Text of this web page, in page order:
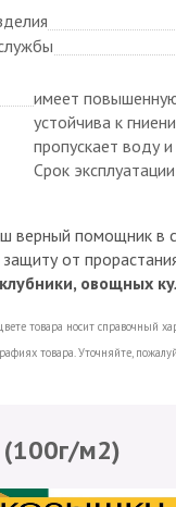
имеет
устойчива к
пропускает воду
Срок
помощник в
от
овощных
товара носит справочный
товара. Уточняйте,
(100г/м2)